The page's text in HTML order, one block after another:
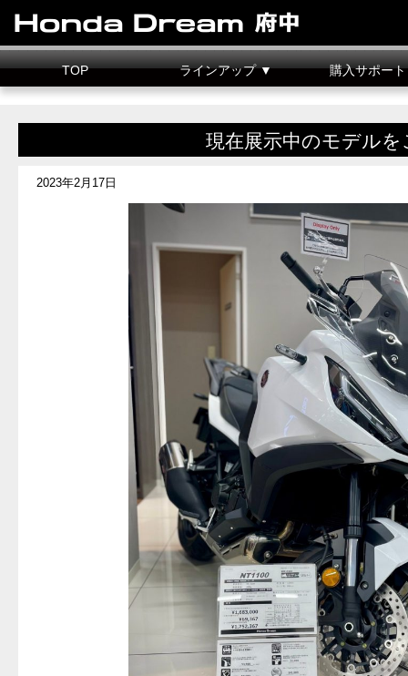
TOP ラインアップ ▼ 購入サポー
現在展示中のモデルを
2023年2月17日